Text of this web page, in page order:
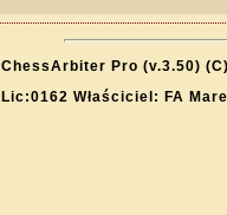
ChessArbiter Pro (v.3.50)
Lic:0162 Właściciel: FA